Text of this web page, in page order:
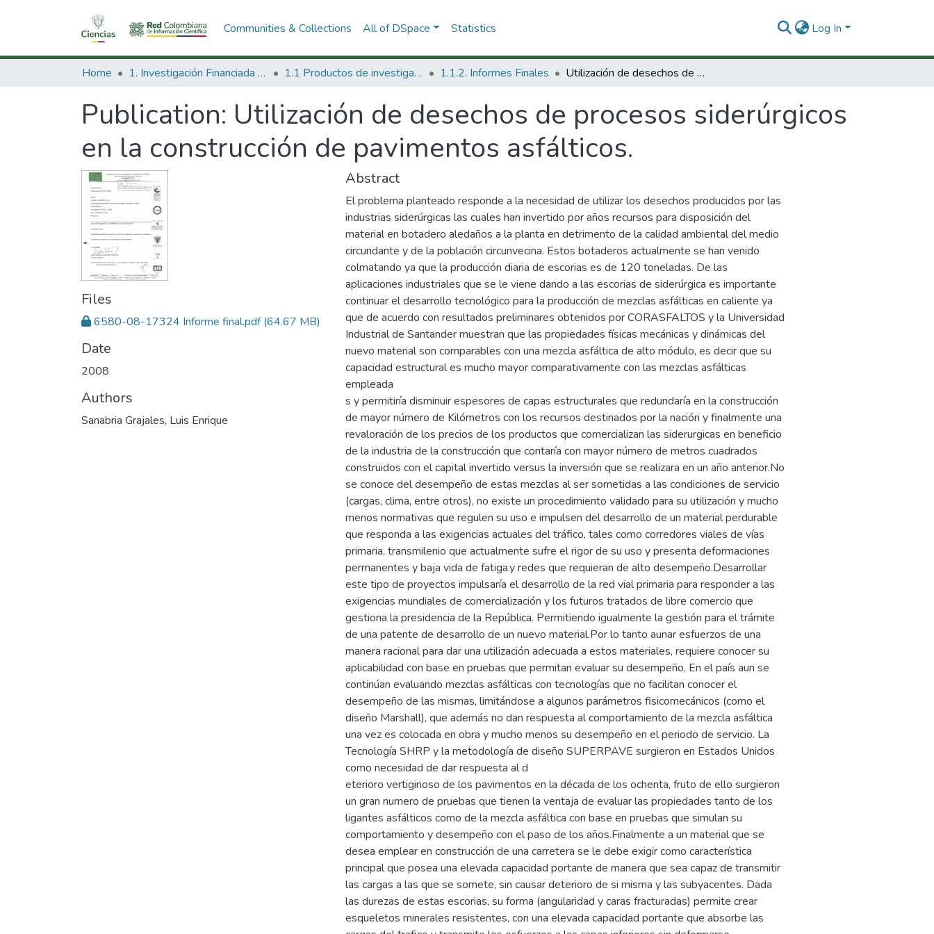
Communities & Collections All of DSpace Statistics Log In
Home 1. Investigación Financiada con Recursos Públicos 1.1 Productos de investigación 1.1.2. Informes Finales Utilización de desechos de procesos siderúrgicos en la construcción de pavimentos asfálticos.
Publication: Utilización de desechos de procesos siderúrgicos
en la construcción de pavimentos asfálticos.
Files
6580-08-17324 Informe final.pdf(64.67 MB)
Date
2008
Authors
Sanabria Grajales, Luis Enrique
Abstract
El problema planteado responde a la necesidad de utilizar los desechos producidos por las
industrias siderúrgicas las cuales han invertido por años recursos para disposición del
material en botadero aledaños a la planta en detrimento de la calidad ambiental del medio
circundante y de la población circunvecina. Estos botaderos actualmente se han venido
colmatando ya que la producción diaria de escorias es de 120 toneladas. De las
aplicaciones industriales que se le viene dando a las escorias de siderúrgica es importante
continuar el desarrollo tecnológico para la producción de mezclas asfálticas en caliente ya
que de acuerdo con resultados preliminares obtenidos por CORASFALTOS y la Universidad
Industrial de Santander muestran que las propiedades físicas mecánicas y dinámicas del
nuevo material son comparables con una mezcla asfáltica de alto módulo, es decir que su
capacidad estructural es mucho mayor comparativamente con las mezclas asfálticas
empleada
s y permitiría disminuir espesores de capas estructurales que redundaría en la construcción
de mayor número de Kilómetros con los recursos destinados por la nación y finalmente una
revaloración de los precios de los productos que comercializan las siderurgicas en beneficio
de la industria de la construcción que contaría con mayor número de metros cuadrados
construidos con el capital invertido versus la inversión que se realizara en un año anterior.No
se conoce del desempeño de estas mezclas al ser sometidas a las condiciones de servicio
(cargas, clima, entre otros), no existe un procedimiento validado para su utilización y mucho
menos normativas que regulen su uso e impulsen del desarrollo de un material perdurable
que responda a las exigencias actuales del tráfico, tales como corredores viales de vías
primaria, transmilenio que actualmente sufre el rigor de su uso y presenta deformaciones
permanentes y baja vida de fatiga.y redes que requieran de alto desempeño.Desarrollar
este tipo de proyectos impulsaría el desarrollo de la red vial primaria para responder a las
exigencias mundiales de comercialización y los futuros tratados de libre comercio que
gestiona la presidencia de la República. Permitiendo igualmente la gestión para el trámite
de una patente de desarrollo de un nuevo material.Por lo tanto aunar esfuerzos de una
manera racional para dar una utilización adecuada a estos materiales, requiere conocer su
aplicabilidad con base en pruebas que permitan evaluar su desempeño, En el país aun se
continúan evaluando mezclas asfálticas con tecnologías que no facilitan conocer el
desempeño de las mismas, limitándose a algunos parámetros fisicomecánicos (como el
diseño Marshall), que además no dan respuesta al comportamiento de la mezcla asfáltica
una vez es colocada en obra y mucho menos su desempeño en el periodo de servicio. La
Tecnología SHRP y la metodología de diseño SUPERPAVE surgieron en Estados Unidos
como necesidad de dar respuesta al d
eterioro vertiginoso de los pavimentos en la década de los ochenta, fruto de ello surgieron
un gran numero de pruebas que tienen la ventaja de evaluar las propiedades tanto de los
ligantes asfálticos como de la mezcla asfáltica con base en pruebas que simulan su
comportamiento y desempeño con el paso de los años.Finalmente a un material que se
desea emplear en construcción de una carretera se le debe exigir como característica
principal que posea una elevada capacidad portante de manera que sea capaz de transmitir
las cargas a las que se somete, sin causar deterioro de si misma y las subyacentes. Dada
las durezas de estas escorias, su forma (angularidad y caras fracturadas) permite crear
esqueletos minerales resistentes, con una elevada capacidad portante que absorbe las